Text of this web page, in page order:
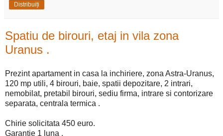
Distribuiți
Spatiu de birouri, etaj in vila zona
Uranus .
Prezint apartament in casa la inchiriere, zona Astra-Uranus,
120 mp utili, 4 birouri, baie, spatii depozitare, 2 intrari,
nemobilat, pretabil birouri, sediu firma, intrare si contorizare
separata, centrala termica .
Chirie solicitata 450 euro.
Garantie 1 luna .